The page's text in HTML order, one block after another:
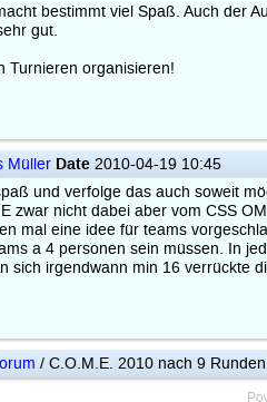
bestimmt viel Spaß. Auch der
gut.
Turnieren organisieren!
Müller Date 2010-04-19 10:45
und verfolge das auch soweit
zwar nicht dabei aber vom CSS
mal eine idee für teams
a 4 personen sein müssen. In
sich irgendwann min 16 verrückte
/ C.O.M.E. 2010 nach 9 Runden